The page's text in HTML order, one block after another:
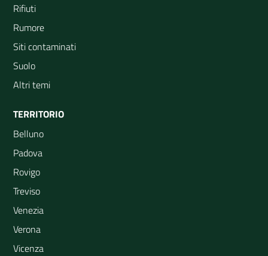
Rifiuti
Rumore
Siti contaminati
Suolo
Altri temi
TERRITORIO
Belluno
Padova
Rovigo
Treviso
Venezia
Verona
Vicenza